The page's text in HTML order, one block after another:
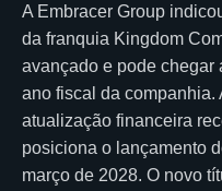
A Embracer Group
da franquia Kingdom
avançado e pode chegar
ano fiscal da companhia.
atualização financeira
posiciona o lançamento
março de 2028. O novo